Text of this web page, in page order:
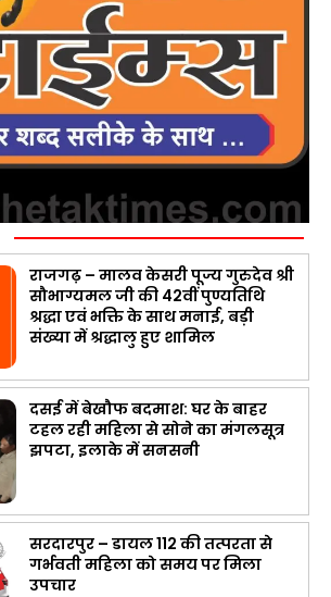
राजगढ़ – मालव केसरी पूज्य गुरुदेव श्री
सौभाग्यमल जी की 42वीं पुण्यतिथि
श्रद्धा एवं भक्ति के साथ मनाई, बड़ी
संख्या में श्रद्धालु हुए शामिल
दसई में बेखौफ बदमाश: घर के बाहर
टहल रही महिला से सोने का मंगलसूत्र
झपटा, इलाके में सनसनी
सरदारपुर – डायल 112 की तत्परता से
गर्भवती महिला को समय पर मिला
उपचार